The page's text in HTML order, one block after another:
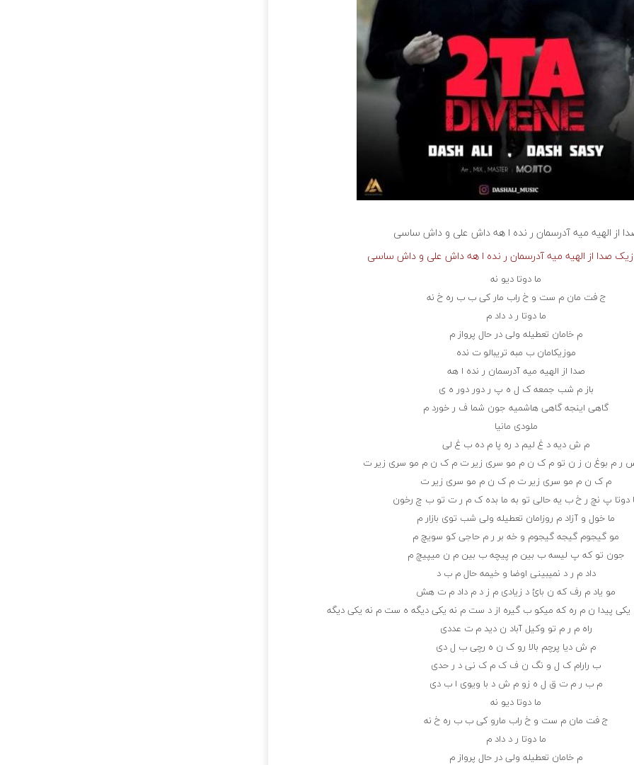
از الهیه میه آدرسمان ر نده ا هه داش علی و داش ساسی
صدا از الهیه میه آدرسمان ر نده ا هه داش علی و داش ساسی
ما دوتا دیو نه
ج فت مان م ست و خ راب مار کی ب ب ره خ نه
ما دوتا ر د داد م
م خامان تعطیله ولی در حال پرواز م
موزیکامان ب مبه تریبالو ت نده
صدا از الهیه میه آدرسمان ر نده ا هه
باز م شب جمعه ک ل ه پ ر دور دور ه ی
گاهی اینجه گاهی هاشمیه جون شما ف ر خورد م
ملودی مانیا
م ش دیه د غ لیم د ره پا م ده ب غ لی
م بوغ ن ز ن تو م ک ن م مو سری زیر ت م ک ن م مو سری زیر ت
م ک ن م مو سری زیر ت م ک ن م مو سری زیر ت
دوتا پ نچ ر خ ب یه حالی تو به ما بده ک م ر ت تو ب چ رخون
ما خول و آزاد م روزامان تعطیله ولی شب توی بازار م
مو گیجوم گیجه گیجوم و خه بر ر م حاجی کو سویچ م
جون تو که پ لیسه ب بین م پیچه ب بین م ن میپیچ م
داد م ر د نمیبینی اوضا و خیمه حال م ب د
مو یاد م رف که ن بائ د زیادی م ز د م داد م ت هش
پیدا ن م ره که میکو ب گیره از د ست م نه یکی دیگه ه ست م نه یکی دیگه
راه م ر م تو وکیل آباد ن دید م ت عددی
م ش دیا پرچم بالا رو ک ن ه رچی ب ل دی
ب رارام ک ل و نگ ن ف ک م ک نی د ر حدی
م ب ر م ت ق ل ه زو م ش د با ویوی ا ب دی
ما دوتا دیو نه
ج فت مان م ست و خ راب مارو کی ب ب ره خ نه
ما دوتا ر د داد م
م خامان تعطیله ولی در حال پرواز م